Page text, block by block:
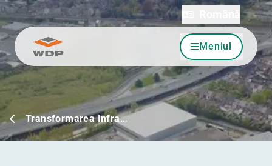
Sari la conținut Meniul
Transformarea Infra…